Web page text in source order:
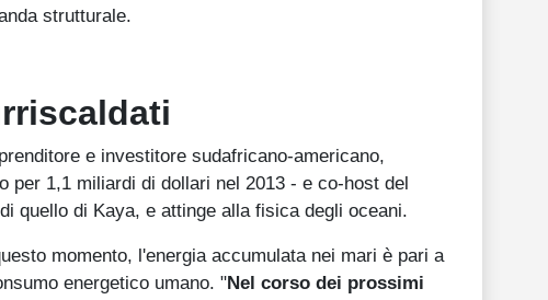
strutturale.
e investitore sudafricano-americano,
per 1,1 miliardi di dollari nel 2013 - e co-host del
quello di Kaya, e attinge alla fisica degli oceani.
momento, l'energia accumulata nei mari è pari a
energetico umano. "Nel corso dei prossimi